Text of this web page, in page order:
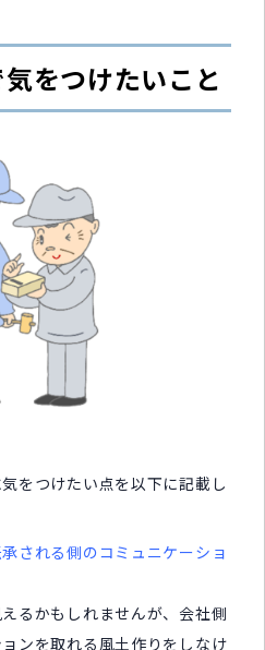
をつけたいこと
をつけたい点を以下に記載し
される側のコミュニケーショ
るかもしれませんが、会社側
ンを取れる風土作りをしなけ